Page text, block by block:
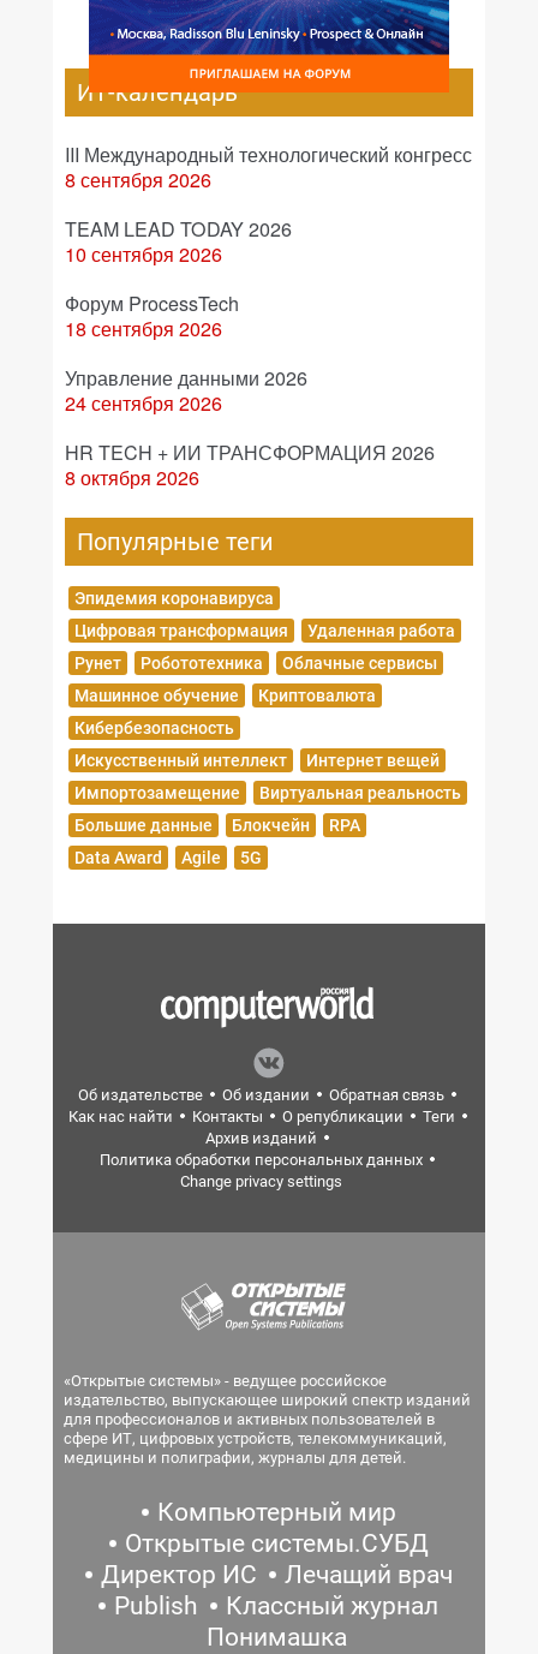
ИТ-календарь
III Международный технологический конгресс
8 сентября 2026
TEAM LEAD TODAY 2026
10 сентября 2026
Форум ProcessTech
18 сентября 2026
Управление данными 2026
24 сентября 2026
HR TECH + ИИ ТРАНСФОРМАЦИЯ 2026
8 октября 2026
Популярные теги
Эпидемия коронавируса
Цифровая трансформация
Удаленная работа
Рунет
Робототехника
Облачные сервисы
Машинное обучение
Криптовалюта
Кибербезопасность
Искусственный интеллект
Интернет вещей
Импортозамещение
Виртуальная реальность
Большие данные
Блокчейн
RPA
Data Award
Agile 5G
Об издательстве Об издании
Обратная связь
Как нас найти
Контакты О републикации
Теги
Архив изданий
Политика обработки персональных данных
Change privacy settings
«Открытые системы» - ведущее российское
издательство, выпускающее широкий спектр изданий
для профессионалов и активных пользователей в
сфере ИТ, цифровых устройств, телекоммуникаций,
медицины и полиграфии, журналы для детей.
Компьютерный мир
Открытые системы.СУБД
Директор ИС
Лечащий врач
Publish
Классный журнал
Понимашка